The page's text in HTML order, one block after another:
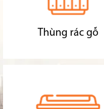
Thùng rác gỗ